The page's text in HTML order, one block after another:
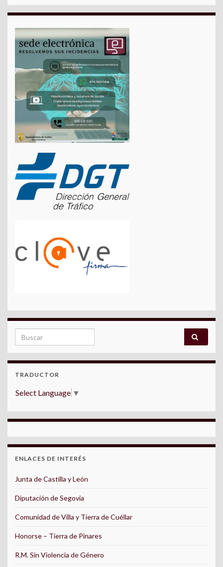
Search for:
TRADUCTOR
Select Language ▼
ENLACES DE INTERÉS
Junta de Castilla y León
Diputación de Segovia
Comunidad de Villa y Tierra de Cuéllar
Honorse – Tierra de Pinares
R.M. Sin Violencia de Género